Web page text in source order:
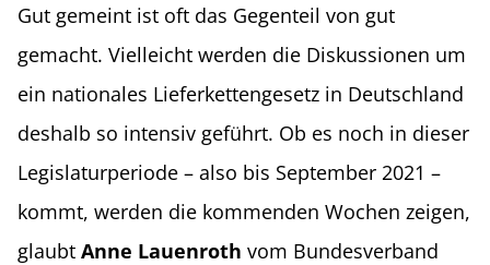
Gut gemeint ist oft das Gegenteil von gut
gemacht. Vielleicht werden die Diskussionen um
ein nationales Lieferkettengesetz in Deutschland
deshalb so intensiv geführt. Ob es noch in dieser
Legislaturperiode – also bis September 2021 –
kommt, werden die kommenden Wochen zeigen,
glaubt Anne Lauenroth vom Bundesverband